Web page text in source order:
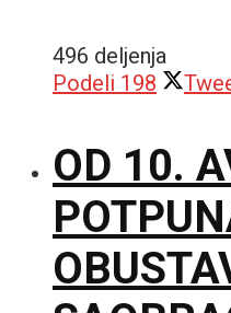
496 deljenja
Podeli 198
OD 10.